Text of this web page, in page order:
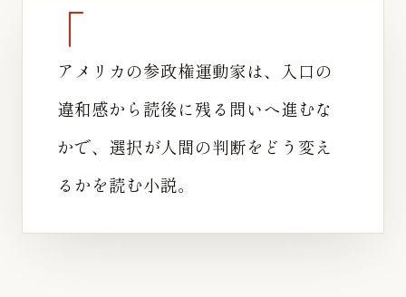
アメリカの参政権運動家は、入口の
違和感から読後に残る問いへ進むな
かで、選択が人間の判断をどう変え
るかを読む小説。